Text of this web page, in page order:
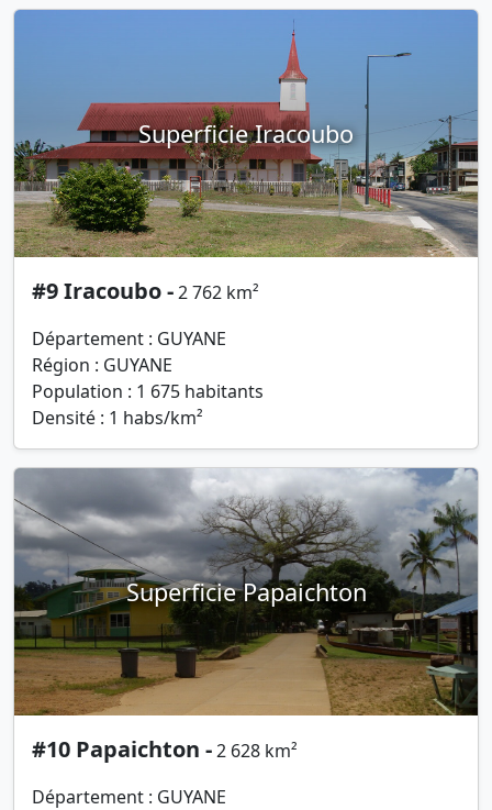
Superficie Iracoubo
#9 Iracoubo -2 762 km²
Département : GUYANE
Région : GUYANE
Population : 1 675 habitants
Densité : 1 habs/km²
Superficie Papaichton
#10 Papaichton -2 628 km²
Département : GUYANE